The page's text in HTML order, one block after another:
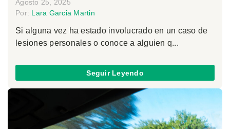
Agosto 25, 2025
Por: Lara Garcia Martin
Si alguna vez ha estado involucrado en un caso de
lesiones personales o conoce a alguien q...
Seguir Leyendo